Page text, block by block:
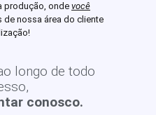
produção, onde você
de nossa área do cliente
longo de todo
conosco.